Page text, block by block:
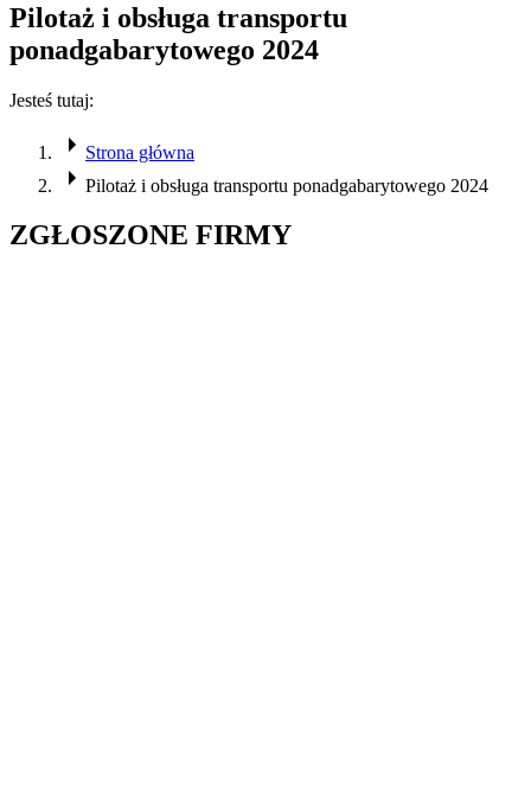
Pilotaż i obsługa transportu
ponadgabarytowego 2024
Jesteś tutaj:
Strona główna
Pilotaż i obsługa transportu ponadgabarytowego 2024
ZGŁOSZONE FIRMY